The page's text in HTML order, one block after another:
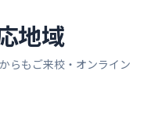
地域
らもご来校・オンライン